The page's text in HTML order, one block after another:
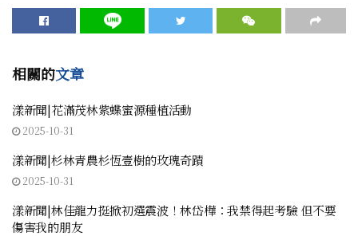
相關的文章
漾新聞|花滿茂林紫蝶蜜源種植活動
2025-10-31
漾新聞|杉林青農杉恆壹樹的玫瑰奇蹟
2025-10-31
漾新聞|林佳龍力挺掀初選震波！林岱樺：我禁得起考驗 但不要
傷害我的朋友